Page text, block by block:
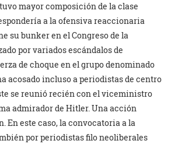
mayor composición de la clase
a la ofensiva reaccionaria
su bunker en el Congreso de la
por variados escándalos de
de choque en el grupo denominado
acosado incluso a periodistas de centro
se reunió recién con el viceministro
admirador de Hitler. Una acción
En este caso, la convocatoria a la
por periodistas filo neoliberales